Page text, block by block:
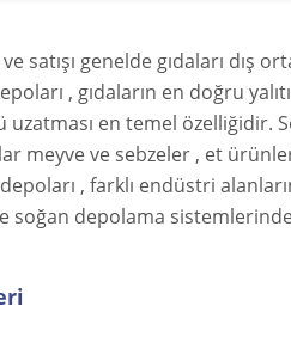
satışı genelde gıdaları dış
, gıdaların en doğru
uzatması en temel özelliğidir.
meyve ve sebzeler , et
, farklı endüstri
soğan depolama